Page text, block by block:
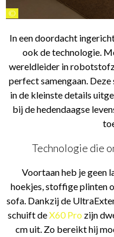
©
In een doordacht
ook de technologie.
wereldleider in
perfect samengaan.
in de kleinste details
bij de hedendaagse
Technologie die
Voortaan heb je geen
hoekjes, stoffige plinten
sofa. Dankzij de
schuift deX60 Pro zijn
cm uit. Zo bereikt hij